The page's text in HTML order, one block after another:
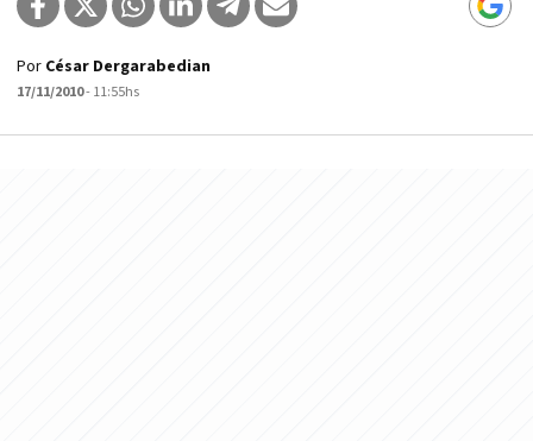
Por César Dergarabedian
17/11/2010- 11:55hs